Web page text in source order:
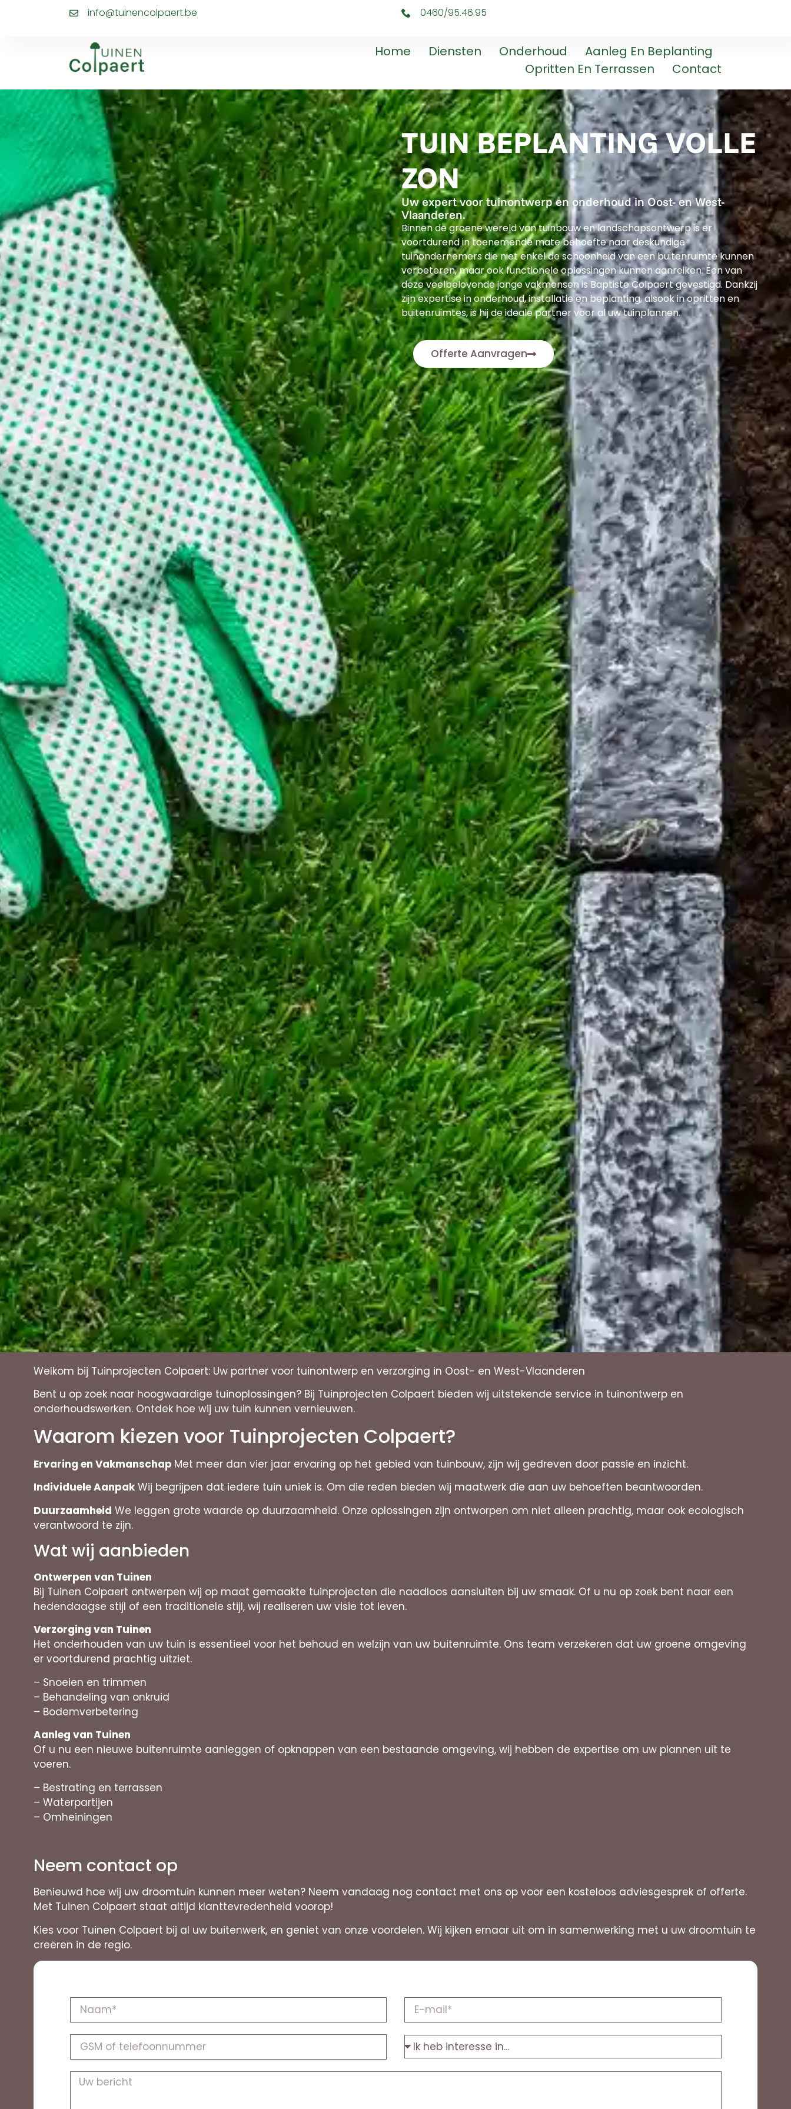
info@tuinencolpaert.be 0460/95.46.95
Home Diensten Onderhoud
Aanleg En Beplanting
Opritten En Terrassen
Contact
TUIN BEPLANTING VOLLE
ZON
Uw expert voor tuinontwerp en onderhoud in Oost- en West-
Vlaanderen.
Binnen de groene wereld van tuinbouw en landschapsontwerp is er
voortdurend in toenemende mate behoefte naar deskundige
tuinondernemers die niet enkel de schoonheid van een buitenruimte kunnen
verbeteren, maar ook functionele oplossingen kunnen aanreiken. Een van
deze veelbelovende jonge vakmensen is Baptiste Colpaert gevestigd. Dankzij
zijn expertise in onderhoud, installatie en beplanting, alsook in opritten en
buitenruimtes, is hij de ideale partner voor al uw tuinplannen.
Offerte Aanvragen
Welkom bij Tuinprojecten Colpaert: Uw partner voor tuinontwerp en verzorging in Oost- en West-Vlaanderen
Bent u op zoek naar hoogwaardige tuinoplossingen? Bij Tuinprojecten Colpaert bieden wij uitstekende service in tuinontwerp en
onderhoudswerken. Ontdek hoe wij uw tuin kunnen vernieuwen.
Waarom kiezen voor Tuinprojecten Colpaert?
Ervaring en Vakmanschap Met meer dan vier jaar ervaring op het gebied van tuinbouw, zijn wij gedreven door passie en inzicht.
Individuele Aanpak Wij begrijpen dat iedere tuin uniek is. Om die reden bieden wij maatwerk die aan uw behoeften beantwoorden.
Duurzaamheid We leggen grote waarde op duurzaamheid. Onze oplossingen zijn ontworpen om niet alleen prachtig, maar ook ecologisch
verantwoord te zijn.
Wat wij aanbieden
Ontwerpen van Tuinen
Bij Tuinen Colpaert ontwerpen wij op maat gemaakte tuinprojecten die naadloos aansluiten bij uw smaak. Of u nu op zoek bent naar een
hedendaagse stijl of een traditionele stijl, wij realiseren uw visie tot leven.
Verzorging van Tuinen
Het onderhouden van uw tuin is essentieel voor het behoud en welzijn van uw buitenruimte. Ons team verzekeren dat uw groene omgeving
er voortdurend prachtig uitziet.
– Snoeien en trimmen
– Behandeling van onkruid
– Bodemverbetering
Aanleg van Tuinen
Of u nu een nieuwe buitenruimte aanleggen of opknappen van een bestaande omgeving, wij hebben de expertise om uw plannen uit te
voeren.
– Bestrating en terrassen
– Waterpartijen
– Omheiningen
Neem contact op
Benieuwd hoe wij uw droomtuin kunnen meer weten? Neem vandaag nog contact met ons op voor een kosteloos adviesgesprek of offerte.
Met Tuinen Colpaert staat altijd klanttevredenheid voorop!
Kies voor Tuinen Colpaert bij al uw buitenwerk, en geniet van onze voordelen. Wij kijken ernaar uit om in samenwerking met u uw droomtuin te
creëren in de regio.